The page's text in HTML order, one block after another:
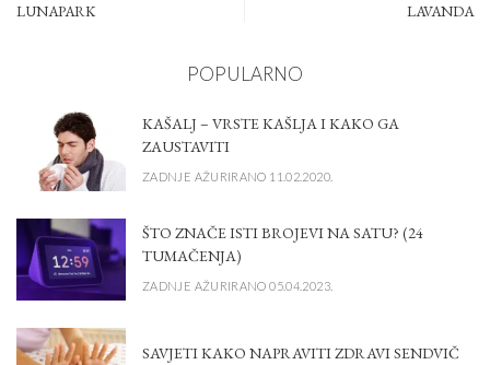
LUNAPARK LAVANDA
POPULARNO
KAŠALJ – VRSTE KAŠLJA I KAKO GA
ZAUSTAVITI
ZADNJE AŽURIRANO 11.02.2020.
ŠTO ZNAČE ISTI BROJEVI NA SATU? (24
TUMAČENJA)
ZADNJE AŽURIRANO 05.04.2023.
SAVJETI KAKO NAPRAVITI ZDRAVI SENDVIČ